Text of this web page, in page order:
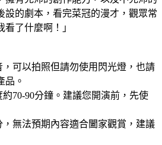
設的劇本，看完菜冠的漫才，觀眾常
了什麼啊！」
可以拍照但請勿使用閃光燈，也請
品。
70-90分鐘。建議您開演前，先使
無法預期內容適合闔家觀賞，建議